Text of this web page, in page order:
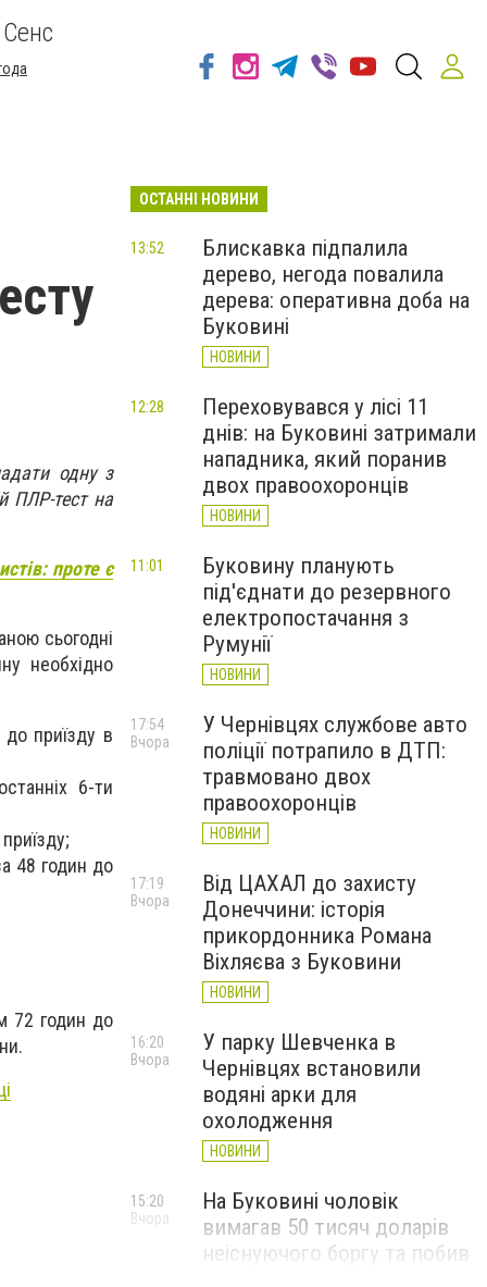
одну з
ПЛР-тест на
проте є
сьогодні
необхідно
приїзду в
6-ти
48 годин до
72 годин до
ОСТАННІ НОВИНИ
Блискавка підпалила
дерево, негода повалила
дерева: оперативна доба на
Буковині
НОВИНИ
13:52
Переховувався у лісі 11
днів: на Буковині затримали
нападника, який поранив
двох правоохоронців
НОВИНИ
12:28
Буковину планують
під'єднати до резервного
електропостачання з
Румунії
НОВИНИ
11:01
У Чернівцях службове авто
поліції потрапило в ДТП:
травмовано двох
правоохоронців
НОВИНИ
17:54
Вчора
Від ЦАХАЛ до захисту
Донеччини: історія
прикордонника Романа
Віхляєва з Буковини
НОВИНИ
17:19
Вчора
У парку Шевченка в
Чернівцях встановили
водяні арки для
охолодження
НОВИНИ
16:20
Вчора
На Буковині чоловік
вимагав 50 тисяч доларів
неіснуючого боргу та побив
15:20
Вчора